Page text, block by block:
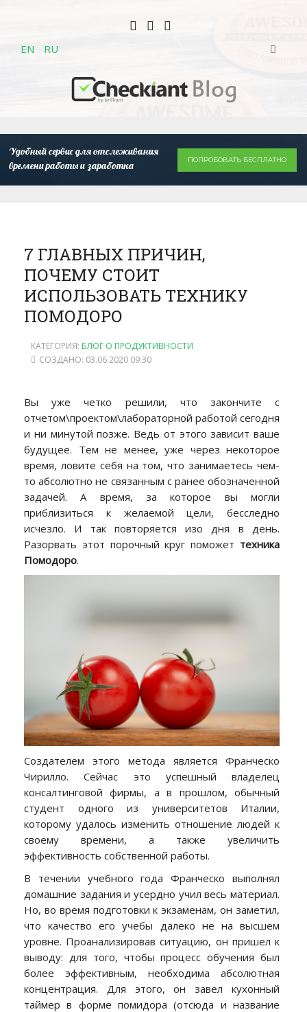
EN RU
Удобный сервис для отслеживания
времени работы и заработка
ПОПРОБОВАТЬ БЕСПЛАТНО
7 ГЛАВНЫХ ПРИЧИН,
ПОЧЕМУ СТОИТ
ИСПОЛЬЗОВАТЬ ТЕХНИКУ
ПОМОДОРО
КАТЕГОРИЯ: БЛОГ О ПРОДУКТИВНОСТИ
СОЗДАНО: 03.06.2020 09:30
Вы уже четко решили, что закончите с
отчетом\проектом\лабораторной работой сегодня
и ни минутой позже. Ведь от этого зависит ваше
будущее. Тем не менее, уже через некоторое
время, ловите себя на том, что занимаетесь чем-
то абсолютно не связанным с ранее обозначенной
задачей. А время, за которое вы могли
приблизиться к желаемой цели, бесследно
исчезло. И так повторяется изо дня в день.
Разорвать этот порочный круг поможет техника
Помодоро.
Создателем этого метода является Франческо
Чирилло.
Сейчас это успешный владелец
консалтинговой фирмы, а в прошлом, обычный
студент одного из университетов Италии,
которому удалось изменить отношение людей к
своему времени, а также увеличить
эффективность собственной работы.
В течении учебного года Франческо выполнял
домашние задания и усердно учил весь материал.
Но, во время подготовки к экзаменам, он заметил,
что качество его учебы далеко не на высшем
уровне. Проанализировав ситуацию, он пришел к
выводу: для того, чтобы процесс обучения был
более эффективным, необходима абсолютная
концентрация. Для этого, он завел кухонный
таймер в форме помидора (отсюда и название